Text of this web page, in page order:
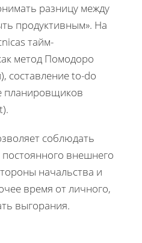
разницу между
продуктивным». На
тайм-
метод Помодоро
составление to-do
планировщиков
соблюдать
внешнего
начальства и
время от личного,
выгорания.